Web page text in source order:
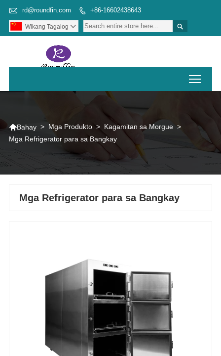
 rd@roundfin.com  +86-16602438643

Wikang Tagalog 
Bahay > Mga Produkto > Kagamitan sa Morgue >
Mga Refrigerator para sa Bangkay
Mga Refrigerator para sa Bangkay